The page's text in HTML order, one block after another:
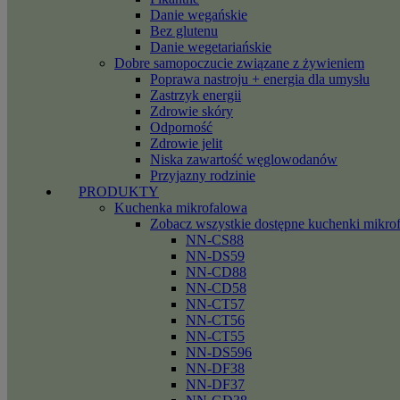
Danie wegańskie
Bez glutenu
Danie wegetariańskie
Dobre samopoczucie związane z żywieniem
Poprawa nastroju + energia dla umysłu
Zastrzyk energii
Zdrowie skóry
Odporność
Zdrowie jelit
Niska zawartość węglowodanów
Przyjazny rodzinie
PRODUKTY
Kuchenka mikrofalowa
Zobacz wszystkie dostępne kuchenki
NN-CS88
NN-DS59
NN-CD88
NN-CD58
NN-CT57
NN-CT56
NN-CT55
NN-DS596
NN-DF38
NN-DF37